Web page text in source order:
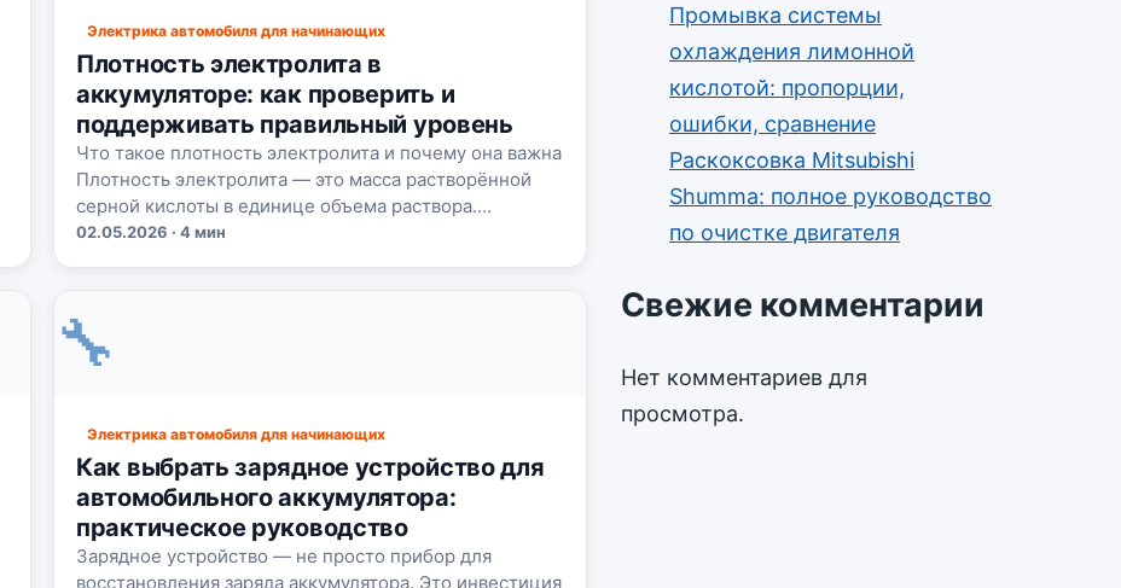
Электрика автомобиля для начинающих
Плотность электролита в
аккумуляторе: как проверить и
поддерживать правильный уровень
Что такое плотность электролита и почему она важна
Плотность электролита — это масса растворённой
серной кислоты в единице объема раствора.…
02.05.2026 · 4 мин
🔧
Электрика автомобиля для начинающих
Как выбрать зарядное устройство для
автомобильного аккумулятора:
практическое руководство
Зарядное устройство — не просто прибор для
восстановления заряда аккумулятора. Это инвестиция
Промывка системы
охлаждения лимонной
кислотой: пропорции,
ошибки, сравнение
Раскоксовка Mitsubishi
Shumma: полное руководство
по очистке двигателя
Свежие комментарии
Нет комментариев для
просмотра.